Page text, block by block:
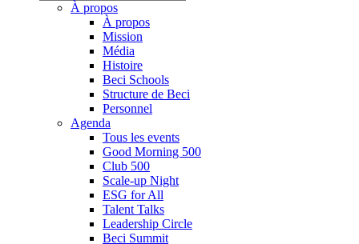
À propos
À propos
Mission
Média
Histoire
Beci Schools
Structure de Beci
Personnel
Agenda
Tous les events
Good Morning 500
Club 500
Scale-up Night
ESG for All
Talent Talks
Leadership Circle
Beci Summit